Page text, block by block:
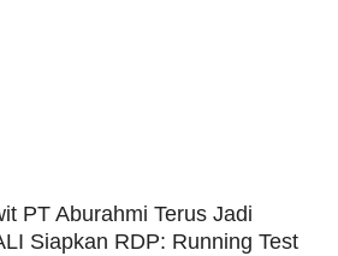
PT Aburahmi Terus Jadi
Siapkan RDP: Running Test